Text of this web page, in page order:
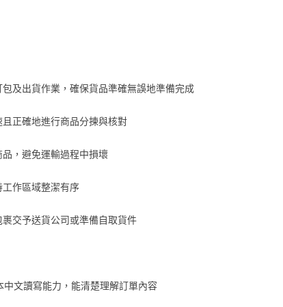
及出貨作業，確保貨品準確無誤地準備完成
正確地進行商品分揀與核對
，避免運輸過程中損壞
作區域整潔有序
交予送貨公司或準備自取貨件
文讀寫能力，能清楚理解訂單內容